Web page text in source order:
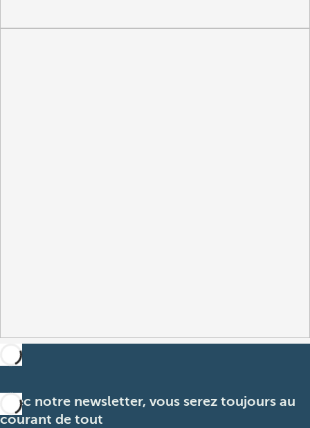
Avec notre newsletter, vous serez toujours au
courant de tout